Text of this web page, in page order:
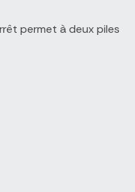
permet à deux piles